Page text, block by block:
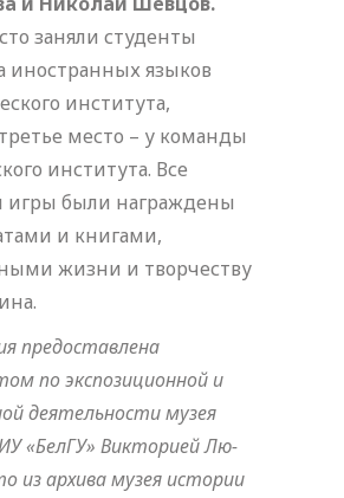
заняли студенты
иностранных языков
института,
место – у команды
института. Все
игры были награждены
и книгами,
жизни и творчеству
предоставлена
по экспозиционной и
деятельности музея
«БелГУ» Викторией Лю-
из архива музея истории